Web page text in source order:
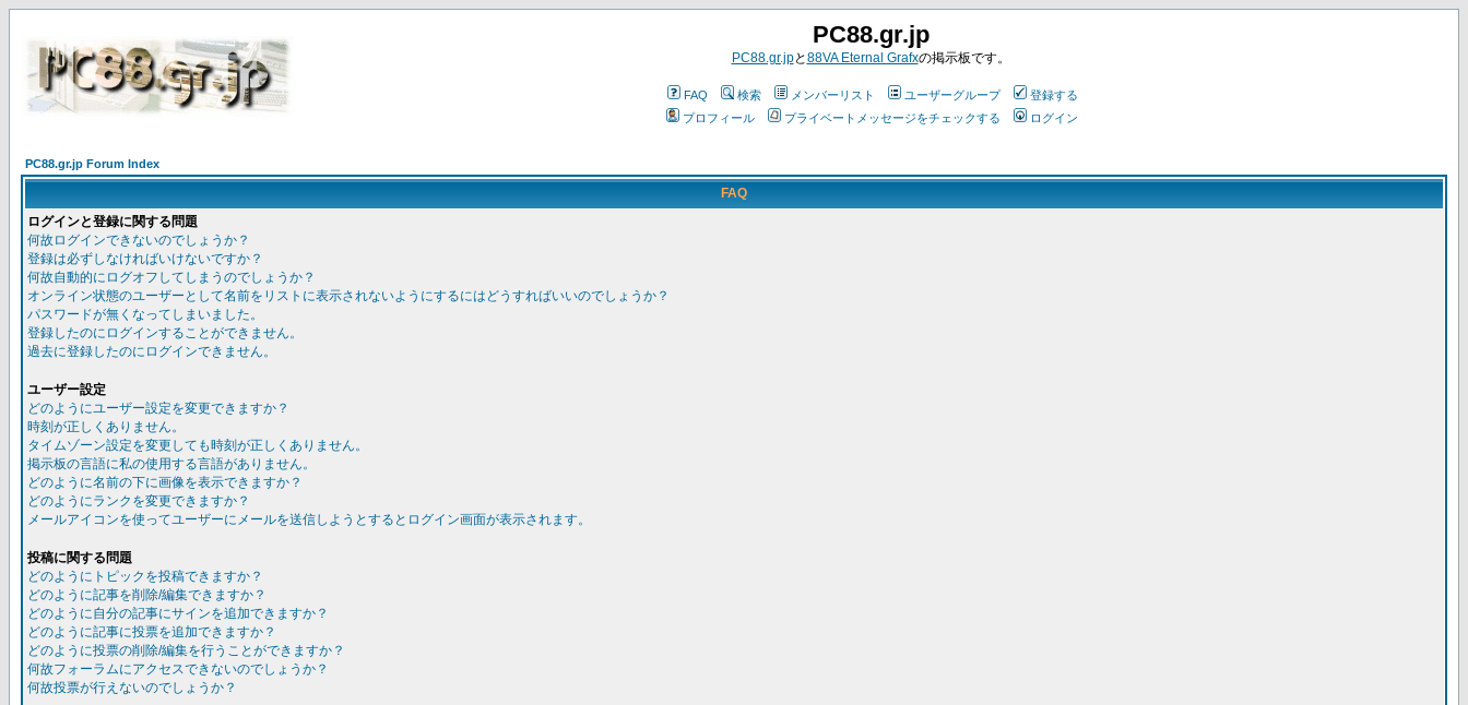
PC88.gr.jp
PC88.gr.jpと88VA Eternal Grafxの掲示板です。
FAQ 検索 メンバーリスト ユーザーグループ
登録する
プロフィール
プライベートメッセージをチェックする ログイン
PC88.gr.jp Forum Index
FAQ
ログインと登録に関する問題
何故ログインできないのでしょうか？
登録は必ずしなければいけないですか？
何故自動的にログオフしてしまうのでしょうか？
オンライン状態のユーザーとして名前をリストに表示されないようにするにはどうすればいいのでしょうか？
パスワードが無くなってしまいました。
登録したのにログインすることができません。
過去に登録したのにログインできません。
ユーザー設定
どのようにユーザー設定を変更できますか？
時刻が正しくありません。
タイムゾーン設定を変更しても時刻が正しくありません。
掲示板の言語に私の使用する言語がありません。
どのように名前の下に画像を表示できますか？
どのようにランクを変更できますか？
メールアイコンを使ってユーザーにメールを送信しようとするとログイン画面が表示されます。
投稿に関する問題
どのようにトピックを投稿できますか？
どのように記事を削除/編集できますか？
どのように自分の記事にサインを追加できますか？
どのように記事に投票を追加できますか？
どのように投票の削除/編集を行うことができますか？
何故フォーラムにアクセスできないのでしょうか？
何故投票が行えないのでしょうか？